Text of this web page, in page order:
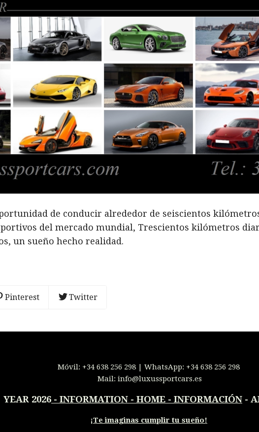
de conducir alrededor de seiscientos
del mercado mundial, Trescientos kilómetros
un sueño hecho realidad.
Pinterest Twitter
Móvil: +34 638 256 298 | WhatsApp: +34 638 256 298
Mail: info@luxussportcars.es
YEAR 2026 - INFORMATION - HOME - INFORMACIÓN -
¡Te imaginas cumplir tu sueño!